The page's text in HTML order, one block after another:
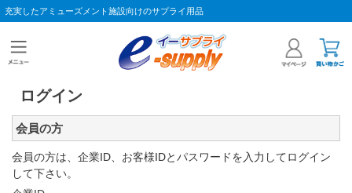
充実したアミューズメント施設向けのサプライ用品
ログイン
会員の方
会員の方は、企業ID、お客様IDとパスワードを入力してログイン
して下さい。